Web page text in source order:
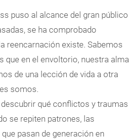
puso al alcance del gran público
se ha comprobado
reencarnación existe. Sabemos
que en el envoltorio, nuestra alma
de una lección de vida a otra
somos.
qué conflictos y traumas
se repiten patrones, las
pasan de generación en